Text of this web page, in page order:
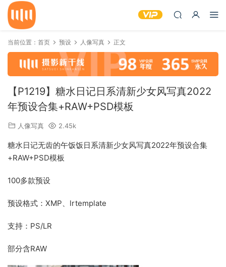
当前位置： 首页 预设 人像写真 正文
【P1219】糖水日记日系清新少女风写真2022
年预设合集+RAW+PSD模板
人像写真 2.45k
糖水日记无齿的午饭饭日系清新少女风写真2022年预设合集
+RAW+PSD模板
100多款预设
预设格式：XMP、lrtemplate
支持：PS/LR
部分含RAW